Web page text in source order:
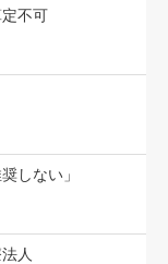
不可
しない」
人